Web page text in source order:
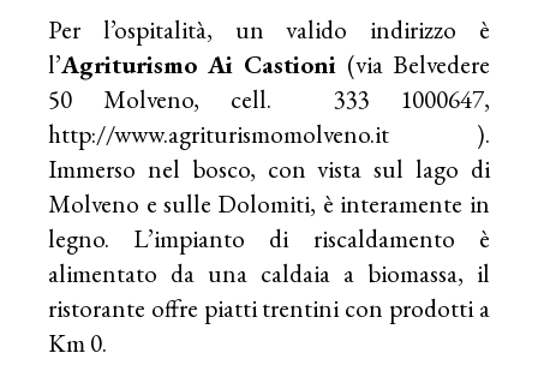
Per l’ospitalità, un valido indirizzo è
l’Agriturismo Ai Castioni (via Belvedere
50 Molveno, cell. 333 1000647,
http://www.agriturismomolveno.it ).
Immerso nel bosco, con vista sul lago di
Molveno e sulle Dolomiti, è interamente in
legno. L’impianto di riscaldamento è
alimentato da una caldaia a biomassa, il
ristorante offre piatti trentini con prodotti a
Km 0.